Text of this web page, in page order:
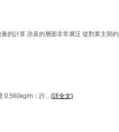
的計算 涉及的層面非常廣泛 從對業主契
0.560kg/m；許... (詳全文)